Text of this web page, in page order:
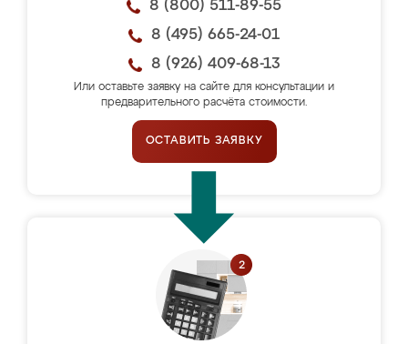
8 (800) 511-89-55
8 (495) 665-24-01
8 (926) 409-68-13
Или оставьте заявку на сайте для консультации и
предварительного расчёта стоимости.
ОСТАВИТЬ ЗАЯВКУ